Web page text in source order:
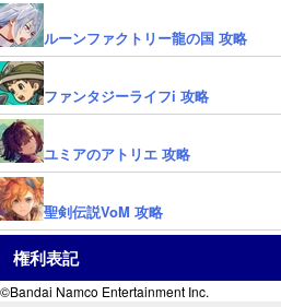
ルーンファクトリー龍の国 攻略
ファンタジーライフi 攻略
ユミアのアトリエ 攻略
聖剣伝説VoM 攻略
権利表記
©Bandai Namco Entertainment Inc.